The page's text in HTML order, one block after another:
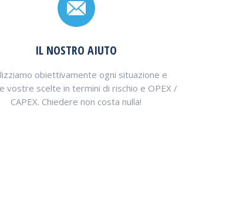
IL NOSTRO AIUTO
obiettivamente ogni situazione e
vostre scelte in termini di rischio e OPEX /
CAPEX. Chiedere non costa nulla!